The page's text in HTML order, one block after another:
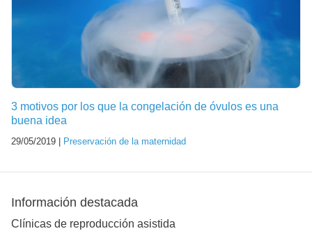
3 motivos por los que la congelación de óvulos es una
buena idea
29/05/2019 | Preservación de la maternidad
Información destacada
Clínicas de reproducción asistida